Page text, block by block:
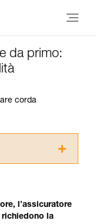
da primo:
corda
per poter
l’assicuratore
richiedono la